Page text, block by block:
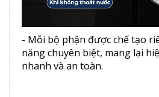
- Mỗi bộ phận được chế tạo
năng chuyên biệt, mang lại
nhanh và an toàn.